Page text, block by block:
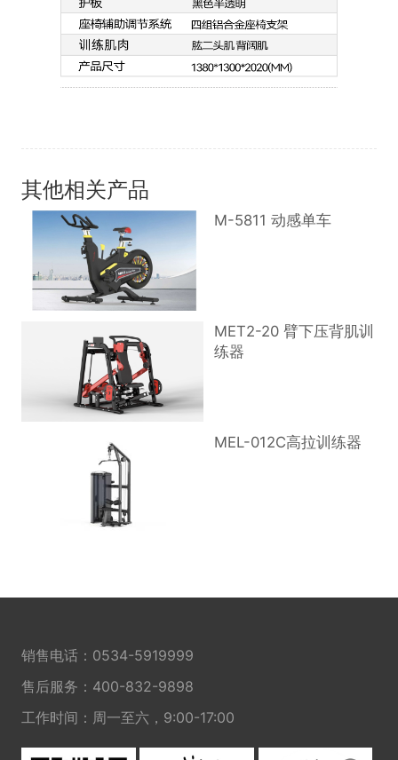
其他相关产品
M-5811 动感单车
MET2-20 臂下压背肌训
练器
MEL-012C高拉训练器
销售电话： 0534-5919999
售后服务： 400-832-9898
工作时间：周一至六，9:00-17:00